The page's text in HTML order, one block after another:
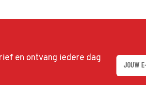
en ontvang iedere dag